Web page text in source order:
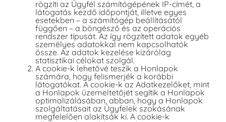
rögzíti az Ügyfél számítógépének IP-címét, a
látogatás kezdő időpontját, illetve egyes
esetekben – a számítógép beállításától
függően – a böngésző és az operációs
rendszer típusát. Az így rögzített adatok egyéb
személyes adatokkal nem kapcsolhatók
össze. Az adatok kezelése kizárólag
statisztikai célokat szolgál.
A cookie-k lehetővé teszik a Honlapok
számára, hogy felismerjék a korábbi
látogatókat. A cookie-k az Adatkezelőket, mint
a Honlapok üzemeltetőjét segítik a Honlapok
optimalizálásában, abban, hogy a Honlapok
szolgáltatásait az Ügyfelek szokásának
megfelelően alakítsák ki. A cookie-k